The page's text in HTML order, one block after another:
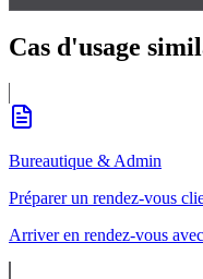
Cas d'usage
Bureautique & Admin
Préparer un rendez-vous
Arriver en rendez-vous